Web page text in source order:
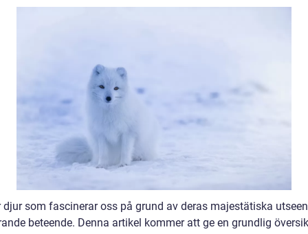
djur som fascinerar oss på grund av deras majestätiska
beteende. Denna artikel kommer att ge en grundlig